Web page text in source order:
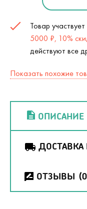
Товар
5000 ₽, 10%
действуют все
Показать похожие
ОПИСАНИЕ
ДОСТАВКА
ОТЗЫВЫ